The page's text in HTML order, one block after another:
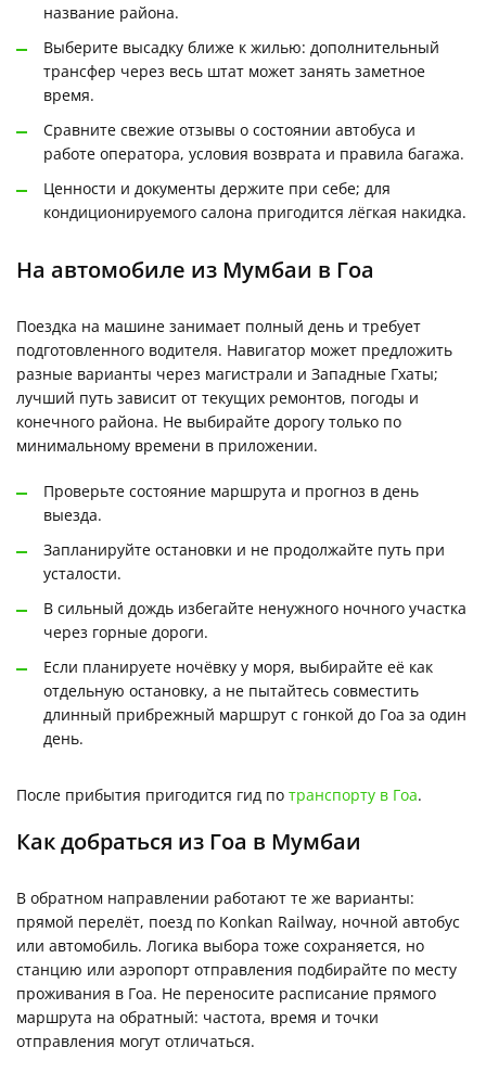
название района.
Выберите высадку ближе к жилью: дополнительный
трансфер через весь штат может занять заметное
время.
Сравните свежие отзывы о состоянии автобуса и
работе оператора, условия возврата и правила багажа.
Ценности и документы держите при себе; для
кондиционируемого салона пригодится лёгкая накидка.
На автомобиле из Мумбаи в Гоа
Поездка на машине занимает полный день и требует
подготовленного водителя. Навигатор может предложить
разные варианты через магистрали и Западные Гхаты;
лучший путь зависит от текущих ремонтов, погоды и
конечного района. Не выбирайте дорогу только по
минимальному времени в приложении.
Проверьте состояние маршрута и прогноз в день
выезда.
Запланируйте остановки и не продолжайте путь при
усталости.
В сильный дождь избегайте ненужного ночного участка
через горные дороги.
Если планируете ночёвку у моря, выбирайте её как
отдельную остановку, а не пытайтесь совместить
длинный прибрежный маршрут с гонкой до Гоа за один
день.
После прибытия пригодится гид по транспорту в Гоа.
Как добраться из Гоа в Мумбаи
В обратном направлении работают те же варианты:
прямой перелёт, поезд по Konkan Railway, ночной автобус
или автомобиль. Логика выбора тоже сохраняется, но
станцию или аэропорт отправления подбирайте по месту
проживания в Гоа. Не переносите расписание прямого
маршрута на обратный: частота, время и точки
отправления могут отличаться.